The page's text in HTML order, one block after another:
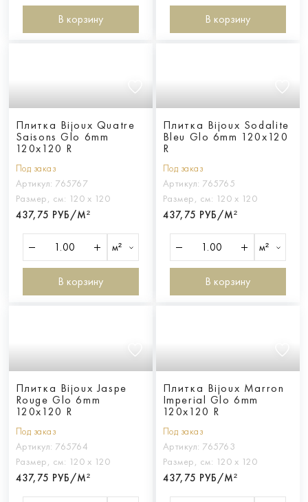
В корзину В корзину
Плитка Bijoux Quatre
Saisons Glo 6mm
120x120 R
Под заказ
Артикул: 765767
Размер, см: 120 х 120
437,75 РУБ/М²
м²
В корзину
Плитка Bijoux Sodalite
Bleu Glo 6mm 120x120
R
Под заказ
Артикул: 765765
Размер, см: 120 х 120
437,75 РУБ/М²
м²
В корзину
Плитка Bijoux Jaspe
Rouge Glo 6mm
120x120 R
Под заказ
Артикул: 765764
Размер, см: 120 х 120
437,75 РУБ/М²
Плитка Bijoux Marron
Imperial Glo 6mm
120x120 R
Под заказ
Артикул: 765763
Размер, см: 120 х 120
437,75 РУБ/М²